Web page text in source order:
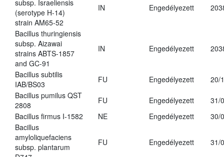
subsp. Israeliensis
(serotype H-14)
strain AM65-52
IN Engedélyezett
Bacillus thuringiensis
subsp. Aizawai
strains ABTS-1857
and GC-91
IN Engedélyezett
Bacillus subtilis
IAB/BS03
FU Engedélyezett
20/
Bacillus pumilus QST
2808
FU Engedélyezett
31/
Bacillus firmus I-1582
NE Engedélyezett
30/
Bacillus
amyloliquefaciens
subsp. plantarum
FU Engedélyezett 31/